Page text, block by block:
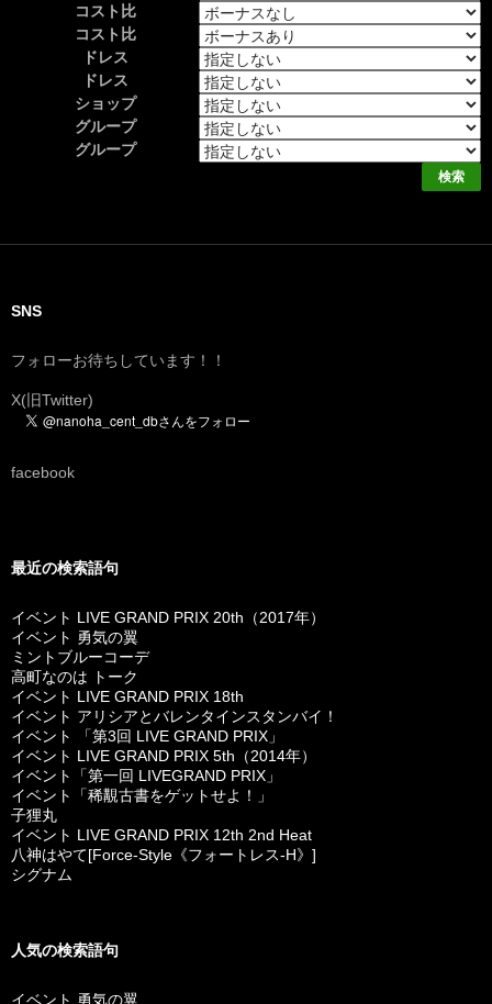
コスト比
コスト比
ドレス
ドレス
ショップ
グループ
グループ
SNS
フォローお待ちしています！！
X(旧Twitter)
facebook
最近の検索語句
イベント LIVE GRAND PRIX 20th（2017年）
イベント 勇気の翼
ミントブルーコーデ
高町なのは トーク
イベント LIVE GRAND PRIX 18th
イベント アリシアとバレンタインスタンバイ！
イベント 「第3回 LIVE GRAND PRIX」
イベント LIVE GRAND PRIX 5th（2014年）
イベント「第一回 LIVEGRAND PRIX」
イベント「稀覯古書をゲットせよ！」
子狸丸
イベント LIVE GRAND PRIX 12th 2nd Heat
八神はやて[Force-Style《フォートレス-H》]
シグナム
人気の検索語句
イベント 勇気の翼